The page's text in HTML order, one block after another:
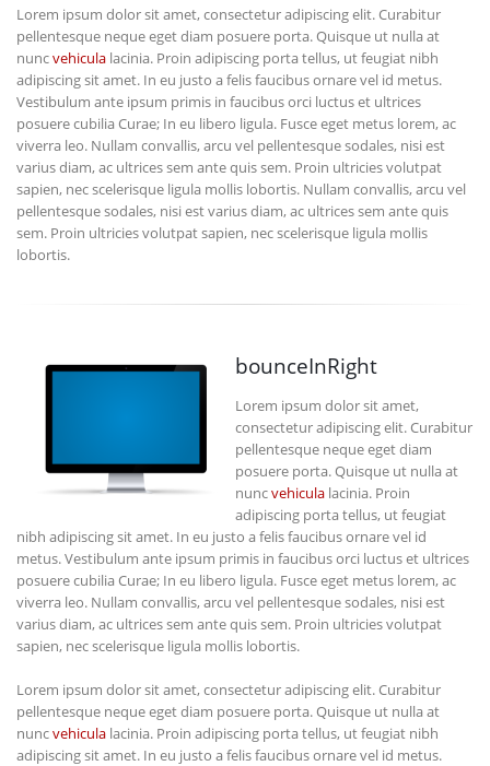
Lorem ipsum dolor sit amet, consectetur adipiscing elit. Curabitur
pellentesque neque eget diam posuere porta. Quisque ut nulla at
nuncvehicula lacinia. Proin adipiscing porta tellus, ut feugiat nibh
adipiscing sit amet. In eu justo a felis faucibus ornare vel id metus.
Vestibulum ante ipsum primis in faucibus orci luctus et ultrices
posuere cubilia Curae; In eu libero ligula. Fusce eget metus lorem, ac
viverra leo. Nullam convallis, arcu vel pellentesque sodales, nisi est
varius diam, ac ultrices sem ante quis sem. Proin ultricies volutpat
sapien, nec scelerisque ligula mollis lobortis. Nullam convallis, arcu vel
pellentesque sodales, nisi est varius diam, ac ultrices sem ante quis
sem. Proin ultricies volutpat sapien, nec scelerisque ligula mollis
lobortis.
bounceInRight
Lorem ipsum dolor sit amet,
consectetur adipiscing elit. Curabitur
pellentesque neque eget diam
posuere porta. Quisque ut nulla at
nuncvehicula lacinia. Proin
adipiscing porta tellus, ut feugiat
nibh adipiscing sit amet. In eu justo a felis faucibus ornare vel id
metus. Vestibulum ante ipsum primis in faucibus orci luctus et ultrices
posuere cubilia Curae; In eu libero ligula. Fusce eget metus lorem, ac
viverra leo. Nullam convallis, arcu vel pellentesque sodales, nisi est
varius diam, ac ultrices sem ante quis sem. Proin ultricies volutpat
sapien, nec scelerisque ligula mollis lobortis.
Lorem ipsum dolor sit amet, consectetur adipiscing elit. Curabitur
pellentesque neque eget diam posuere porta. Quisque ut nulla at
nuncvehicula lacinia. Proin adipiscing porta tellus, ut feugiat nibh
adipiscing sit amet. In eu justo a felis faucibus ornare vel id metus.